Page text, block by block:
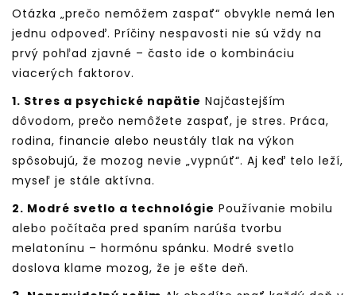
Otázka „prečo nemôžem zaspať“ obvykle nemá len
jednu odpoveď. Príčiny nespavosti nie sú vždy na
prvý pohľad zjavné – často ide o kombináciu
viacerých faktorov.
1. Stres a psychické napätie Najčastejším
dôvodom, prečo nemôžete zaspať, je stres. Práca,
rodina, financie alebo neustály tlak na výkon
spôsobujú, že mozog nevie „vypnúť“. Aj keď telo leží,
myseľ je stále aktívna.
2. Modré svetlo a technológie Používanie mobilu
alebo počítača pred spaním narúša tvorbu
melatonínu – hormónu spánku. Modré svetlo
doslova klame mozog, že je ešte deň.